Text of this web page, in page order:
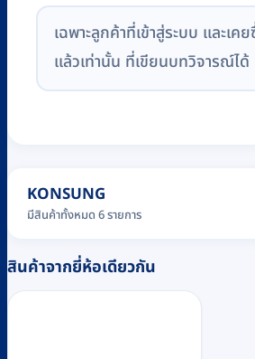
เฉพาะลูกค้าที่เข้าสู่ระบบ และเ
แล้วเท่านั้น ที่เขียนบทวิจารณ์ได้
KONSUNG
มีสินค้าทั้งหมด 6 รายการ
สินค้าจากยี่ห้อเดียวกัน